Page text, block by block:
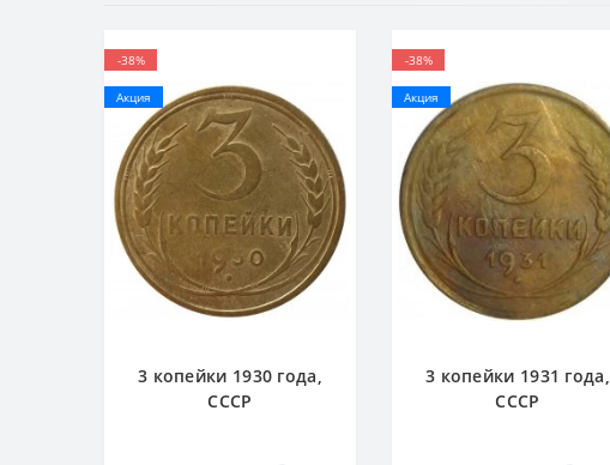
-38%
Акция
3 копейки 1930 года,
СССР
-38%
Акция
3 копейки 1931 года,
СССР